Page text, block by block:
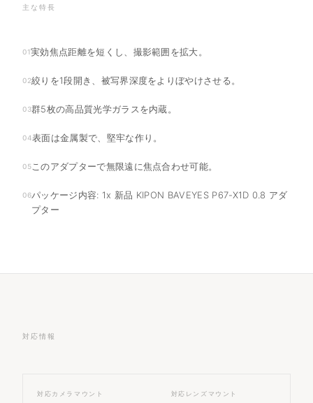
主な特長
01実効焦点距離を短くし、撮影範囲を拡大。
02絞りを1段開き、被写界深度をよりぼやけさせる。
03群5枚の高品質光学ガラスを内蔵。
04表面は金属製で、堅牢な作り。
05 このアダプターで無限遠に焦点合わせ可能。
06パッケージ内容: 1x 新品 KIPON BAVEYES P67-X1D 0.8 アダ
プター
対応情報
対応カメラマウント 対応レンズマウント